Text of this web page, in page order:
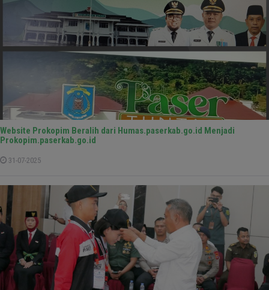
Website Prokopim Beralih dari Humas.paserkab.go.id Menjadi
Prokopim.paserkab.go.id
31-07-2025